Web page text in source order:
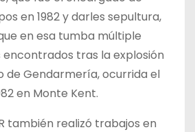
en 1982 y darles sepultura,
en esa tumba múltiple
tras la explosión
de Gendarmería, ocurrida el
en Monte Kent.
también realizó trabajos en